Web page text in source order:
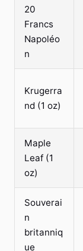
20
Francs
Napoléo
n
Krugerra
nd (1 oz)
Maple
Leaf (1
oz)
Souverai
n
britanniq
ue